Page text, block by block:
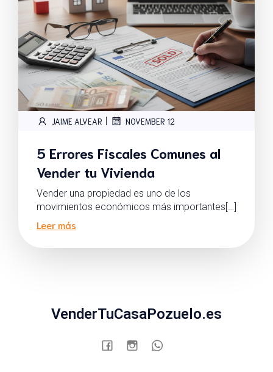
JAIME ALVEAR | NOVEMBER 12
5 Errores Fiscales Comunes al
Vender tu Vivienda
Vender una propiedad es uno de los
movimientos económicos más importantes[…]
Leer más
VenderTuCasaPozuelo.es